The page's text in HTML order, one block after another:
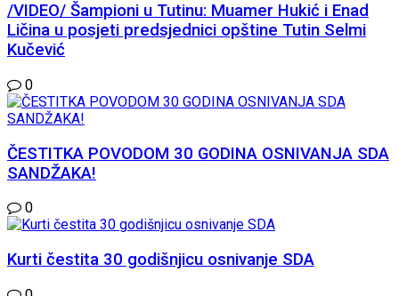
/VIDEO/ Šampioni u Tutinu: Muamer Hukić i Enad
Ličina u posjeti predsjednici opštine Tutin Selmi
Kučević
0
ČESTITKA POVODOM 30 GODINA OSNIVANJA SDA
SANDŽAKA!
0
Kurti čestita 30 godišnjicu osnivanje SDA